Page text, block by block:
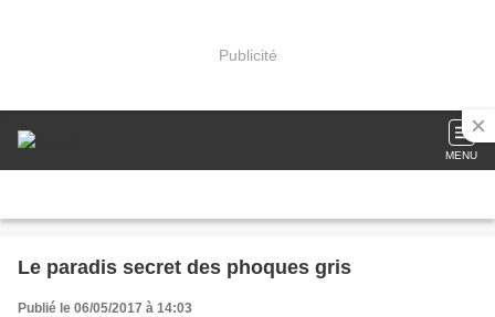
Publicité
MENU
Le paradis secret des phoques gris
Publié le 06/05/2017 à 14:03